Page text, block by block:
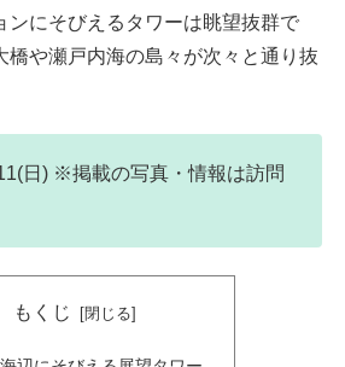
ンにそびえるタワーは眺望抜群で
橋や瀬戸内海の島々が次々と通り抜
日) ※掲載の写真・情報は訪問
もくじ